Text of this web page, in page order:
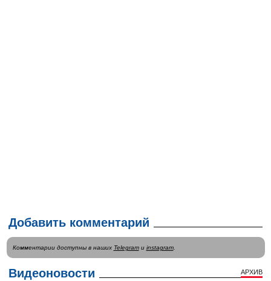
Добавить комментарий
Комментарии доступны в наших Telegramи instagram.
Видеоновости АРХИВ